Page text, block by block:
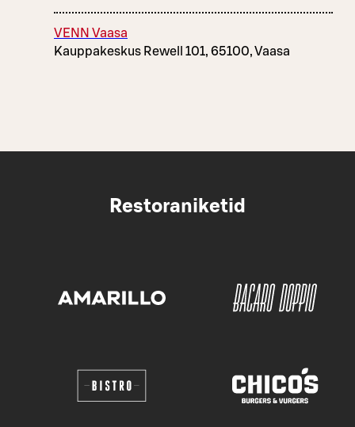
VENN Vaasa
Kauppakeskus Rewell 101, 65100, Vaasa
Restoraniketid